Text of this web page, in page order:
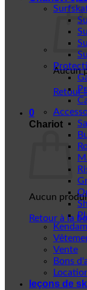
Aucun
Retour
0
Chariot
Aucun
Retour à la
Vente
Bons
leçons de